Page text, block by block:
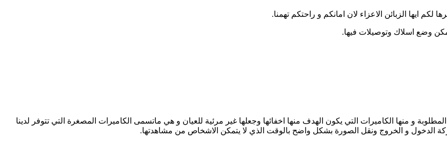
ايها الزبائن الاعزاء لان امانكم و راحتكم تهمنا.
وضع اسلاك وتوصيلات فيها.
و منها الكاميرات التي يكون الهدف منها اخفائها وجعلها غير مرئية للعيان و هي ماتسمى الكاميرات المصغرة التي تتوفر لدينا
و الخروج ونقل الصورة بشكل واضح بالوقت الذي لا يتمكن الاشخاص من مشاهدتها.